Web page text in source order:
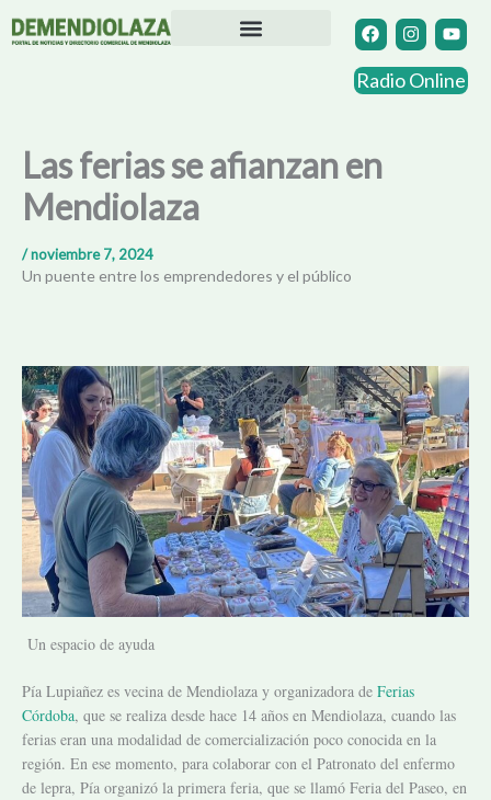
F
a
c
e
b
I
n
s
t
a
Y
o
u
t
u
Radio Online
Las ferias se afianzan en
Mendiolaza
/noviembre 7, 2024
Un puente entre los emprendedores y el público
Un espacio de ayuda
Pía Lupiañez es vecina de Mendiolaza y organizadora de Ferias
Córdoba, que se realiza desde hace 14 años en Mendiolaza, cuando las
ferias eran una modalidad de comercialización poco conocida en la
región. En ese momento, para colaborar con el Patronato del enfermo
de lepra, Pía organizó la primera feria, que se llamó Feria del Paseo, en